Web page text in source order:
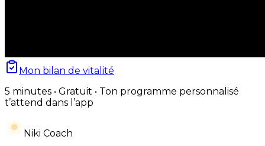
Mon bilan de vitalité
5 minutes • Gratuit • Ton programme personnalisé
t’attend dans l’app
Niki Coach